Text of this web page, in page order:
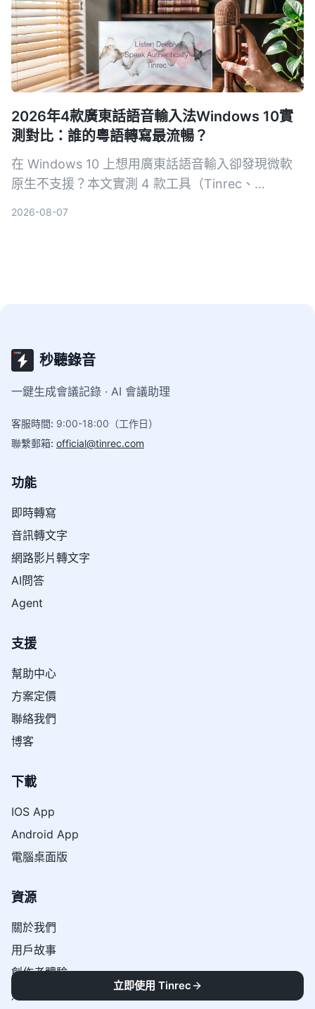
2026年4款廣東話語音輸入法Windows 10實
測對比：誰的粵語轉寫最流暢？
在 Windows 10 上想用廣東話語音輸入卻發現微軟
原生不支援？本文實測 4 款工具（Tinrec、
2026-08-07
秒聽錄音
一鍵生成會議記錄 · AI 會議助理
客服時間: 9:00-18:00（工作日）
聯繫郵箱: official@tinrec.com
功能
即時轉寫
音訊轉文字
網路影片轉文字
AI問答
Agent
支援
幫助中心
方案定價
聯絡我們
博客
下載
IOS App
Android App
電腦桌面版
資源
關於我們
用戶故事
創作者體驗
媒體與收錄
立即使用 Tinrec